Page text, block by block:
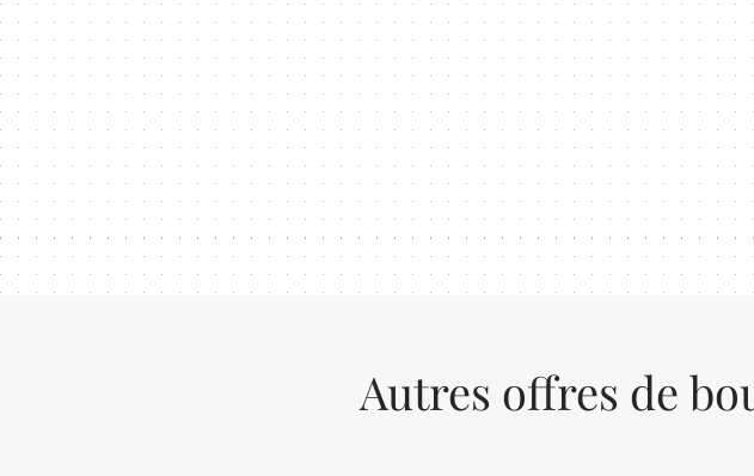
Autres offres de